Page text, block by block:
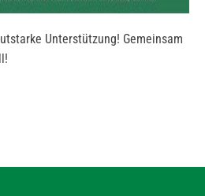
Unterstützung! Gemeinsam